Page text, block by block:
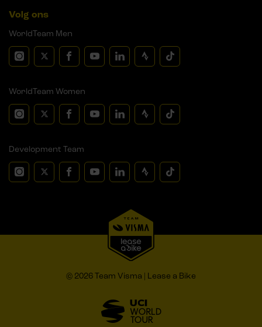
Volg ons
WorldTeam Men
WorldTeam Women
Development Team
© 2026 Team Visma | Lease a Bike